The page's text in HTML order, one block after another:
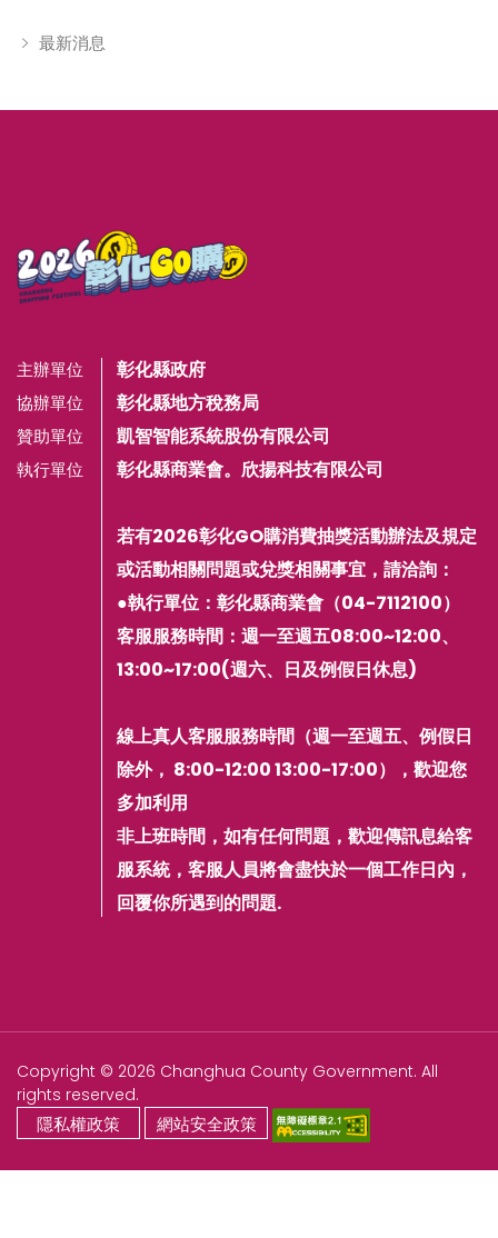
最新消息
主辦單位 彰化縣政府
協辦單位 彰化縣地方稅務局
贊助單位 凱智智能系統股份有限公司
執行單位 彰化縣商業會。欣揚科技有限公司
若有2026彰化GO購消費抽獎活動辦法及規定
或活動相關問題或兌獎相關事宜，請洽詢：
●執行單位：彰化縣商業會（04-7112100）
客服服務時間：週一至週五08:00~12:00、
13:00~17:00(週六、日及例假日休息)
線上真人客服服務時間（週一至週五、例假日
除外， 8:00-12:00 13:00-17:00），歡迎您
多加利用
非上班時間，如有任何問題，歡迎傳訊息給客
服系統，客服人員將會盡快於一個工作日內，
回覆你所遇到的問題.
Copyright © 2026 Changhua County Government. All
rights reserved.
隱私權政策 網站安全政策